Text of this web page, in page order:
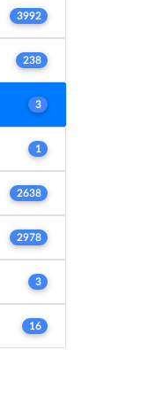
3992
238
3
1
2638
2978
3
16